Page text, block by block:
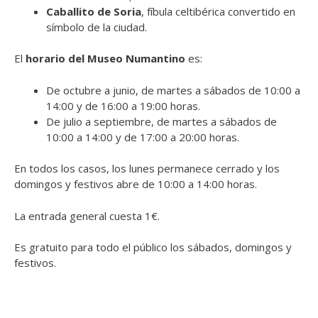
Caballito de Soria, fíbula celtibérica convertido en
símbolo de la ciudad.
El horario del Museo Numantino es:
De octubre a junio, de martes a sábados de 10:00 a
14:00 y de 16:00 a 19:00 horas.
De julio a septiembre, de martes a sábados de
10:00 a 14:00 y de 17:00 a 20:00 horas.
En todos los casos, los lunes permanece cerrado y los
domingos y festivos abre de 10:00 a 14:00 horas.
La entrada general cuesta 1€.
Es gratuito para todo el público los sábados, domingos y
festivos.